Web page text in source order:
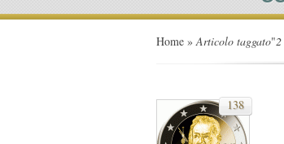
Home » Articolo taggato"
138